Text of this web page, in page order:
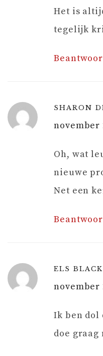
Het is
tegelijk
SHARON
november
Oh, wat
nieuwe
Net een
ELS BLACK
november
Ik ben dol
doe graag